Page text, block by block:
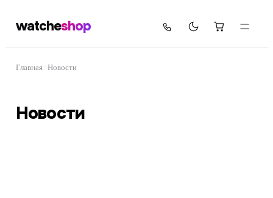
watcheshop
Главная Новости
Новости